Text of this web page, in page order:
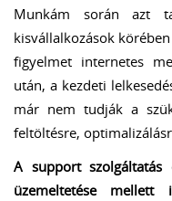
Munkám során azt
kisvállalkozások
figyelmet internetes
után, a kezdeti
már nem tudják a
feltöltésre,
A support
üzemeltetése